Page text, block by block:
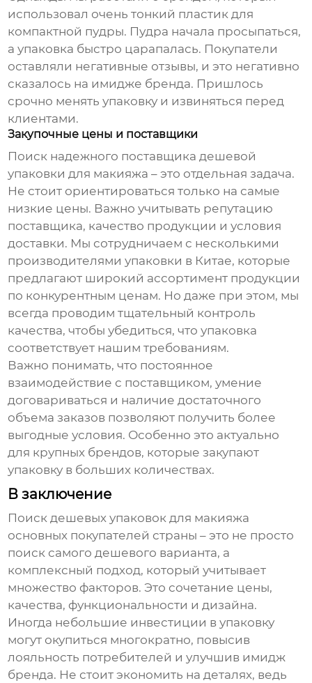
использовал очень тонкий пластик для
компактной пудры. Пудра начала просыпаться,
а упаковка быстро царапалась. Покупатели
оставляли негативные отзывы, и это негативно
сказалось на имидже бренда. Пришлось
срочно менять упаковку и извиняться перед
клиентами.
Закупочные цены и поставщики
Поиск надежного поставщикадешевой
упаковки для макияжа – это отдельная задача.
Не стоит ориентироваться только на самые
низкие цены. Важно учитывать репутацию
поставщика, качество продукции и условия
доставки. Мы сотрудничаем с несколькими
производителями упаковки в Китае, которые
предлагают широкий ассортимент продукции
по конкурентным ценам. Но даже при этом, мы
всегда проводим тщательный контроль
качества, чтобы убедиться, что упаковка
соответствует нашим требованиям.
Важно понимать, что постоянное
взаимодействие с поставщиком, умение
договариваться и наличие достаточного
объема заказов позволяют получить более
выгодные условия. Особенно это актуально
для крупных брендов, которые закупают
упаковку в больших количествах.
В заключение
Поискдешевых упаковок для макияжа
основных покупателей страны – это не просто
поиск самого дешевого варианта, а
комплексный подход, который учитывает
множество факторов. Это сочетание цены,
качества, функциональности и дизайна.
Иногда небольшие инвестиции в упаковку
могут окупиться многократно, повысив
лояльность потребителей и улучшив имидж
бренда. Не стоит экономить на деталях, ведь